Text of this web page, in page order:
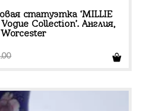
статуэтка ‘MILLIE
Vogue Collection’. Англия,